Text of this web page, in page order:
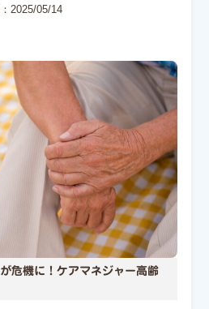
2025/05/14
危機に！ケアマネジャー高齢